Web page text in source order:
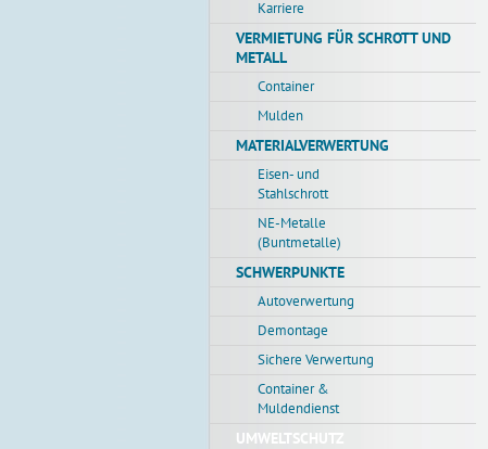
Karriere
VERMIETUNG FÜR SCHROTT UND
METALL
Container
Mulden
MATERIALVERWERTUNG
Eisen- und
Stahlschrott
NE-Metalle
(Buntmetalle)
SCHWERPUNKTE
Autoverwertung
Demontage
Sichere Verwertung
Container &
Muldendienst
UMWELTSCHUTZ